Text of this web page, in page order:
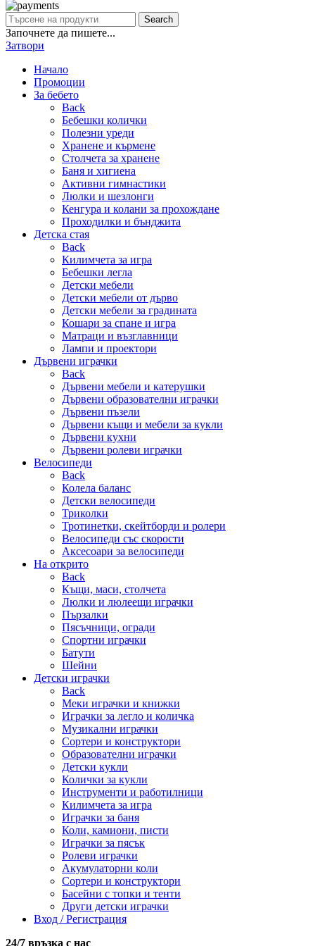
Search
Започнете да пишете...
Затвори
Начало
Промоции
За бебето
Back
Бебешки колички
Полезни уреди
Хранене и кърмене
Столчета за хранене
Баня и хигиена
Активни гимнастики
Люлки и шезлонги
Кенгура и колани за прохождане
Проходилки и бънджита
Детска стая
Back
Килимчета за игра
Бебешки легла
Детски мебели
Детски мебели от дърво
Детски мебели за градината
Кошари за спане и игра
Матраци и възглавници
Лампи и проектори
Дървени играчки
Back
Дървени мебели и катерушки
Дървени образователни играчки
Дървени пъзели
Дървени къщи и мебели за кукли
Дървени кухни
Дървени ролеви играчки
Велосипеди
Back
Колела баланс
Детски велосипеди
Триколки
Тротинетки, скейтборди и ролери
Велосипеди със скорости
Аксесоари за велосипеди
На открито
Back
Къщи, маси, столчета
Люлки и люлеещи играчки
Пързалки
Пясъчници, огради
Спортни играчки
Батути
Шейни
Детски играчки
Back
Меки играчки и книжки
Играчки за легло и количка
Музикални играчки
Сортери и конструктори
Образователни играчки
Детски кукли
Колички за кукли
Инструменти и работилници
Килимчета за игра
Играчки за баня
Коли, камиони, писти
Играчки за пясък
Ролеви играчки
Акумулаторни коли
Сортери и конструктори
Басейни с топки и тенти
Други детски играчки
Вход / Регистрация
24/7 връзка с нас